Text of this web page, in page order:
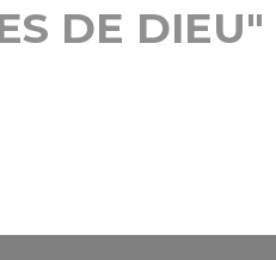
DE DIEU"